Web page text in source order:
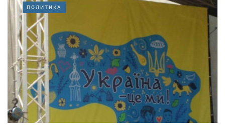
ПОЛИТИКА